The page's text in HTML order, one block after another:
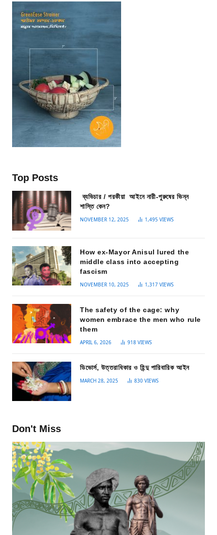
Top Posts
ব্যভিচার / পরকীয়া আইনে নারী-পুরুষের ভিন্ন
শাস্তি কেন?
NOVEMBER 12, 2025 1,495 VIEWS
How ex-Mayor Anisul lured the
middle class into accepting
fascism
NOVEMBER 10, 2025 1,317 VIEWS
The safety of the cage: why
women embrace the men who rule
them
APRIL 6, 2026 918 VIEWS
ডিভোর্স, উত্তরাধিকার ও হিন্দু পারিবারিক আইন
MARCH 28, 2025 830 VIEWS
Don't Miss